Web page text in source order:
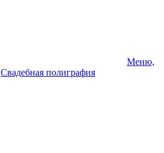
Меню,
Свадебная полиграфия